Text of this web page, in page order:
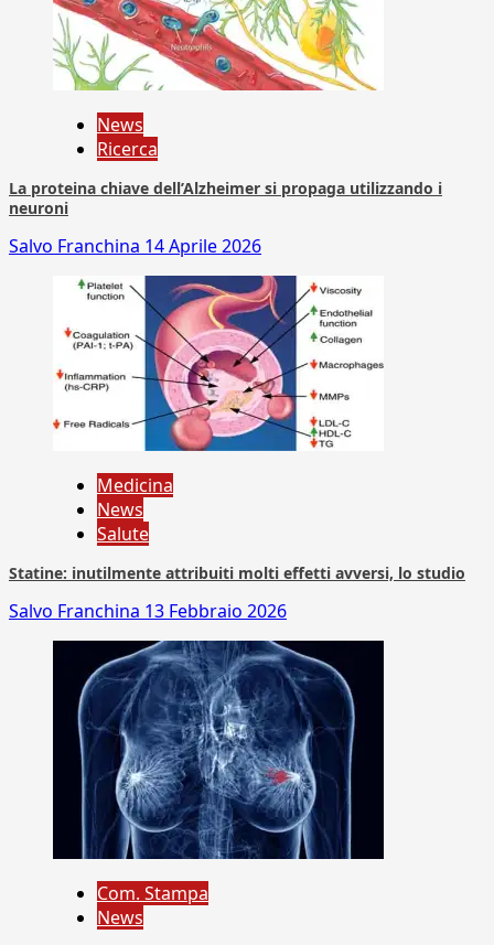
News
Ricerca
La proteina chiave dell’Alzheimer si propaga utilizzando i
neuroni
Salvo Franchina 14 Aprile 2026
Medicina
News
Salute
Statine: inutilmente attribuiti molti effetti avversi, lo studio
Salvo Franchina 13 Febbraio 2026
Com. Stampa
News